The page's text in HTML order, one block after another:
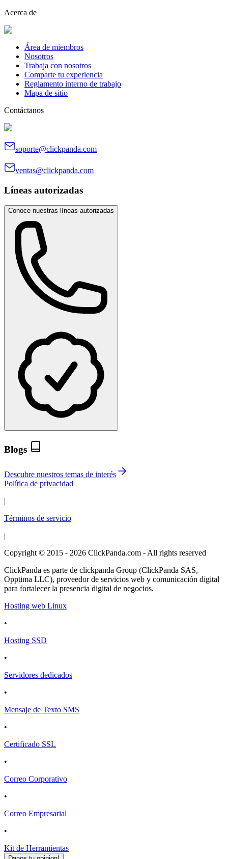
Acerca de
Área de miembros
Nosotros
Trabaja con nosotros
Comparte tu experiencia
Reglamento interno de trabajo
Mapa de sitio
Contáctanos
soporte@clickpanda.com
ventas@clickpanda.com
Líneas autorizadas
Conoce nuestras líneas autorizadas
Blogs
Descubre nuestros temas de interés
Política de privacidad
|
Términos de servicio
|
Copyright © 2015 - 2026 ClickPanda.com - All rights reserved
ClickPanda es parte de clickpanda Group (ClickPanda SAS,
Opptima LLC), proveedor de servicios web y comunicación digital
para fortalecer la presencia digital de negocios.
Hosting web Linux
•
Hosting SSD
•
Servidores dedicados
•
Mensaje de Texto SMS
•
Certificado SSL
•
Correo Corporativo
•
Correo Empresarial
•
Kit de Herramientas